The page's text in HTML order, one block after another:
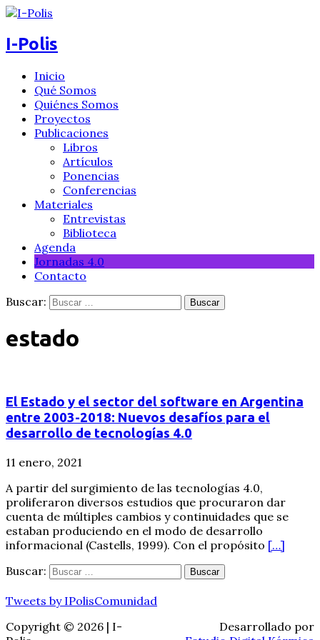
I-Polis
Inicio
Qué Somos
Quiénes Somos
Proyectos
Publicaciones
Libros
Artículos
Ponencias
Conferencias
Materiales
Entrevistas
Biblioteca
Agenda
Jornadas 4.0
Contacto
Buscar:
estado
El Estado y el sector del software en Argentina
entre 2003-2018: Nuevos desafíos para el
desarrollo de tecnologías 4.0
11 enero, 2021
A partir del surgimiento de las tecnologías 4.0,
proliferaron diversos estudios que procuraron dar
cuenta de múltiples cambios y continuidades que se
estaban produciendo en el modo de desarrollo
informacional (Castells, 1999). Con el propósito […]
Buscar:
Tweets by IPolisComunidad
Copyright © 2026 | I-
Desarrollado por